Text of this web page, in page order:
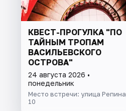
КВЕСТ-ПРОГУЛКА "ПО
ТАЙНЫМ ТРОПАМ
ВАСИЛЬЕВСКОГО
ОСТРОВА"
24 августа 2026 •
понедельник
Место встречи: улица Репина,
10